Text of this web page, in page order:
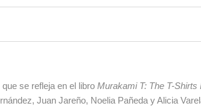
se refleja en el libro Murakami T: The T-Shirts
Juan Jareño, Noelia Pañeda y Alicia